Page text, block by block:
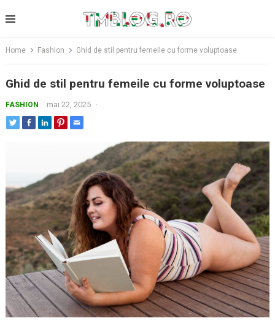
to
Home Fashion Ghid de stil pentru femeile cu forme voluptoase
Ghid de stil pentru femeile cu forme voluptoase
FASHION mai 22, 2025 ·